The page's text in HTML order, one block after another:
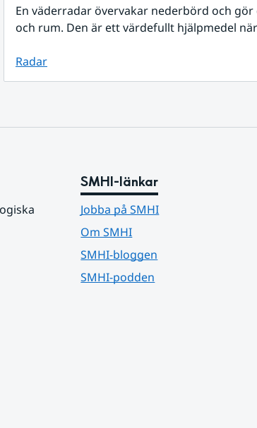
En väderradar övervakar nederbörd och
och rum. Den är ett värdefullt hjälpmedel
Radar
SMHI-länkar
Jobba på SMHI
Om SMHI
SMHI-bloggen
SMHI-podden